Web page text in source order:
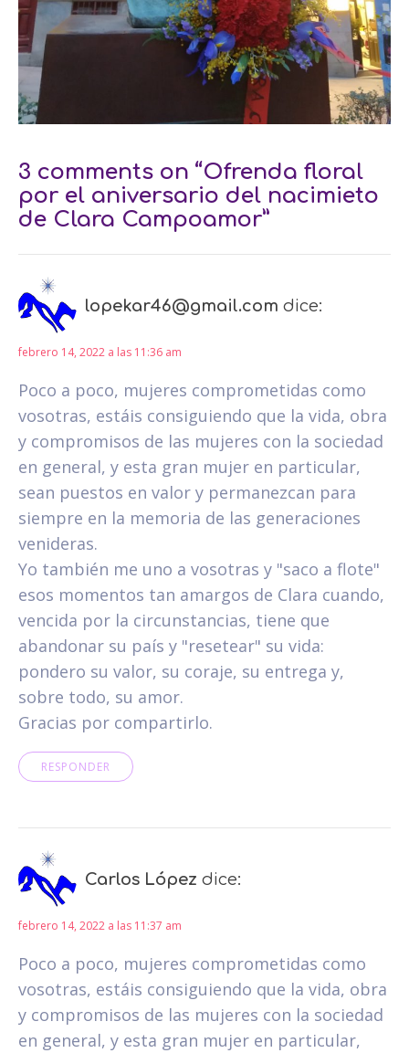
3 comments on “Ofrenda floral
por el aniversario del nacimieto
de Clara Campoamor”
lopekar46@gmail.com dice:
febrero 14, 2022 a las 11:36 am
Poco a poco, mujeres comprometidas como
vosotras, estáis consiguiendo que la vida, obra
y compromisos de las mujeres con la sociedad
en general, y esta gran mujer en particular,
sean puestos en valor y permanezcan para
siempre en la memoria de las generaciones
venideras.
Yo también me uno a vosotras y "saco a flote"
esos momentos tan amargos de Clara cuando,
vencida por la circunstancias, tiene que
abandonar su país y "resetear" su vida:
pondero su valor, su coraje, su entrega y,
sobre todo, su amor.
Gracias por compartirlo.
RESPONDER
Carlos López dice:
febrero 14, 2022 a las 11:37 am
Poco a poco, mujeres comprometidas como
vosotras, estáis consiguiendo que la vida, obra
y compromisos de las mujeres con la sociedad
en general, y esta gran mujer en particular,